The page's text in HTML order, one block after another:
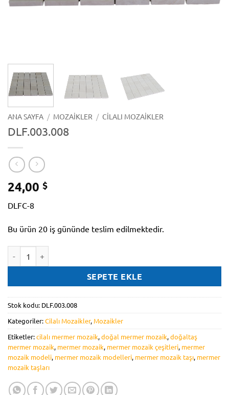
ANA SAYFA / MOZAIKLER / CILALI MOZAIKLER
DLF.003.008
24,00 $
DLFC-8
Bu ürün 20 iş gününde teslim edilmektedir.
SEPETE EKLE
Stok kodu: DLF.003.008
Kategoriler:Cilalı Mozaikler, Mozaikler
Etiketler:cilalı mermer mozaik,doğal mermer mozaik,doğaltaş
mermer mozaik, mermer mozaik, mermer mozaik çeşitleri, mermer
mozaik modeli, mermer mozaik modelleri, mermer mozaik taşı, mermer
mozaik taşları